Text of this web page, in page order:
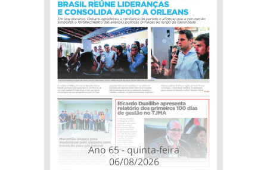
Ano 65 - quinta-feira
06/08/2026